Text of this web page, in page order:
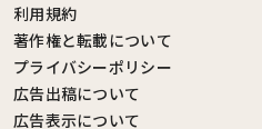
利用規約
著作権と転載について
プライバシーポリシー
広告出稿について
広告表示について